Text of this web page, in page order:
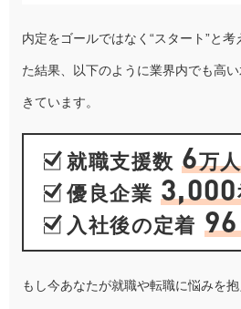
内定をゴールではなく“スタート”と
た結果、以下のように業界内でも高
きています。
就職支援数 6万人
優良企業 3,000
入社後の定着 96
もし今あなたが就職や転職に悩みを